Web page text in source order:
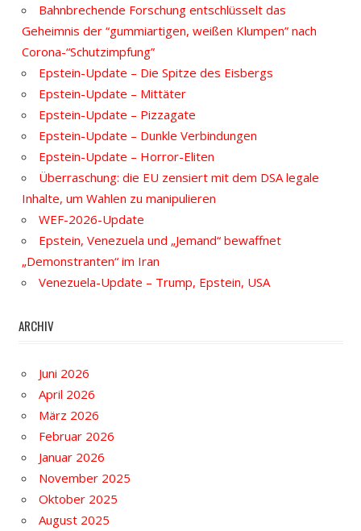
Bahnbrechende Forschung entschlüsselt das
Geheimnis der “gummiartigen, weißen Klumpen” nach
Corona-“Schutzimpfung”
Epstein-Update – Die Spitze des Eisbergs
Epstein-Update – Mittäter
Epstein-Update – Pizzagate
Epstein-Update – Dunkle Verbindungen
Epstein-Update – Horror-Eliten
Überraschung: die EU zensiert mit dem DSA legale
Inhalte, um Wahlen zu manipulieren
WEF-2026-Update
Epstein, Venezuela und „Jemand“ bewaffnet
„Demonstranten“ im Iran
Venezuela-Update – Trump, Epstein, USA
ARCHIV
Juni 2026
April 2026
März 2026
Februar 2026
Januar 2026
November 2025
Oktober 2025
August 2025